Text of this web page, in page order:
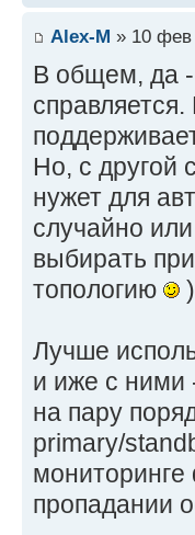
Alex-M » 10 фев
В общем, да -
Но, с другой
нужет для
случайно
выбирать
топологию
Лучше
и иже с ними
на пару
primary/
пропадании